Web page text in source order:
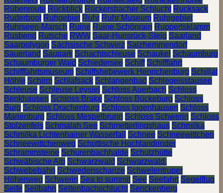
Rübenroute Rückblick Rückersbacher Schlucht Rucksack
Ruderboot Ruhgebiet Ruhr Ruhr Museum Ruhrgebiet
Ruhrseen-Marsch Ruine Ruine Schönrain Ruppertsklamm
Rusbend Rutsche RWW Saar-Hunsrück-Steig Saarland
Saarpolygon Sächsische Schweiz Salzhemmendorf
Sauerland Saupark Schachtschleuse Schaukel Schaumburg
Schaumburger Wald Schiedersee Schiff Schifffahrt
Schifffahrtsmuseum Schiffshebewerk Henrichenburg Schillat
Höhle Schirm Schlafsack Schlangenbad Schlegeisstausee
Schleuse Schleuse Leysiel Schloss Auerbach Schloss
Benkhausen Schloss Brake Schloss Bückeburg Schloss
Burg Schloss Drachenburg Schloss Iggenhausen Schloss
Marienburg Schloss Mespelbrunn Schloss Schwerin Schloss
Stolzenfels Schmalah See Schmetterlingshaus Schmilka
Schmilka Lichtenhainer Wasserfall
Schnee Schneewittchen
Schneewittchenweg Schottische Hochlandrinder
Schrammsteine Schurenbachhalde Schutzhütte
Schwäbische Alb Schwarzwald Schwarzwald.
Schwebebahn Schwedenschanze Schwelentruper
Höhenweg Schwerin Sea to summit See Seefahrt Segelflug
Seife Seilbahn Seltenbachschlucht Senckenberg